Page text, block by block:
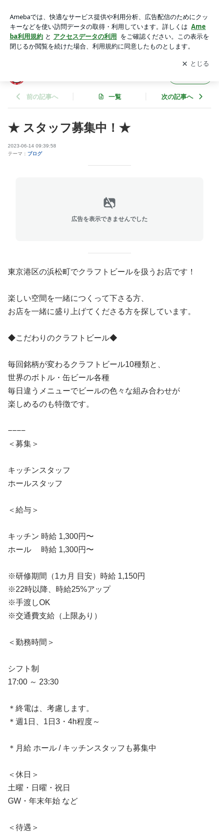
アプリをダウンロードして ブログの更新通知
を受け取りまし
ょう。
開く
前の記事へ 一覧 次の記事へ
★ スタッフ募集中！★
2023-06-14 09:39:58
テーマ： ブログ
広告を表示できませんでした
東京港区の浜松町でクラフトビールを扱うお店です！
楽しい空間を一緒につくって下さる方、
お店を一緒に盛り上げてくださる方を探しています。
◆こだわりのクラフトビール◆
毎回銘柄が変わるクラフトビール10種類と、
世界のボトル・缶ビール各種
毎日違うメニューでビールの色々な組み合わせが
楽しめるのも特徴です。
−−−−
＜募集＞
キッチンスタッフ
ホールスタッフ
＜給与＞
キッチン 時給 1,300円〜
ホール 　時給 1,300円〜
※研修期間（1カ月 目安）時給 1,150円
※22時以降、時給25%アップ
※手渡しOK
※交通費支給（上限あり）
＜勤務時間＞
シフト制
17:00 ～ 23:30
＊終電は、考慮します。
＊週1日、1日3・4h程度～
＊月給 ホール / キッチンスタッフも募集中
＜休日＞
土曜・日曜・祝日
GW・年末年始 など
＜待遇＞